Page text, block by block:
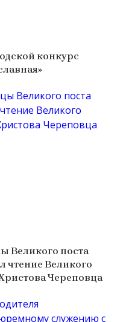
конкурс
Великого поста
чтение Великого
Череповца